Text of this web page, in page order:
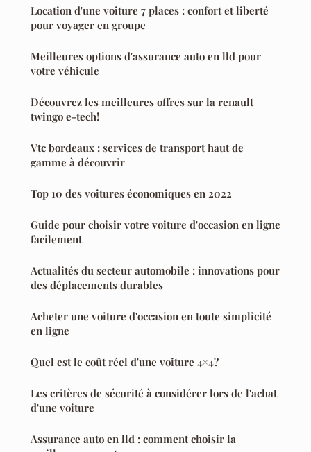
Location d'une voiture 7 places : confort et liberté
pour voyager en groupe
Meilleures options d'assurance auto en lld pour
votre véhicule
Découvrez les meilleures offres sur la renault
twingo e-tech!
Vtc bordeaux : services de transport haut de
gamme à découvrir
Top 10 des voitures économiques en 2022
Guide pour choisir votre voiture d'occasion en ligne
facilement
Actualités du secteur automobile : innovations pour
des déplacements durables
Acheter une voiture d'occasion en toute simplicité
en ligne
Quel est le coût réel d'une voiture 4×4?
Les critères de sécurité à considérer lors de l'achat
d'une voiture
Assurance auto en lld : comment choisir la